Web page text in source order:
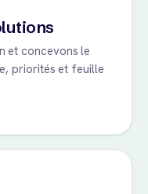
et concevons le
priorités et feuille